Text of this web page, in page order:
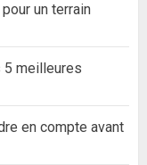
un terrain
5 meilleures
en compte avant